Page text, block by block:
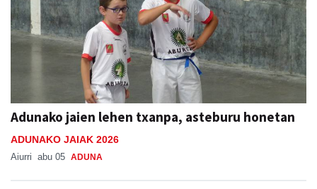
Adunako jaien lehen txanpa, asteburu honetan
ADUNAKO JAIAK 2026
Aiurri abu 05 ADUNA